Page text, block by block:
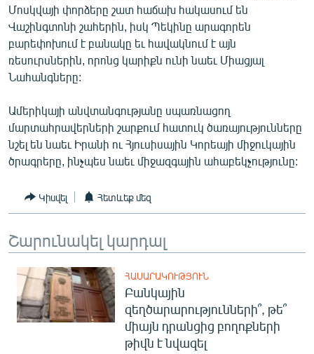
ՍՊՈՐՏ
ՄԵԿՆԱԲԱՆՈՒԹՅՈՒՆ
ՏՏ ԵՒ ԻՆՏԵՐՆԵՏ
ԱՐԽԻՎ
ՏԵՍԱՆՅՈՒԹԵՐ
ԲԱՆԱՎԵՃ
ՁԳՏԵԼՈՎ ԼԱՎԱԳՈՒՅՆԻՆ
Հայերեն
English
Русский
Մոսկվայի փորձերը շատ հաճախ հակասում են
Վաշինգտոնի շահերին, իսկ Պեկինը արագորեն
բարեփոխում է բանակը եւ հավակնում է այն
ռեսուրսներին, որոնց կարիքն ունի նաեւ Միացյալ
Նահանգները:
Ամերիկայի անվտանգությանը սպառնացող
մարտահրավերների շարքում հատուկ ծառայությունները
նշել են նաեւ Իրանի ու Հյուսիսային Կորեայի միջուկային
ծրագրերը, ինչպես նաեւ միջազգային ահաբեկչությունը:
Կիսվել Հետևեք մեզ
Շարունակել կարդալ
ՀԱՍԱՐԱԿՈՒԹՅՈՒՆ
Բանկային
զեղծարարությունների՞, թե՞
միայն դրանցից բողոքների
թիվն է նվազել